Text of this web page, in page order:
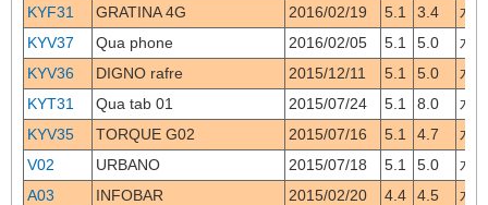
KYF31
GRATINA 4G 2016/02/19 5.1 3.4
水/
KYV37
Qua phone 2016/02/05 5.1 5.0
水/
KYV36
DIGNO rafre 2015/12/11 5.1 5.0
水/
KYT31
Qua tab 01 2015/07/24 5.1 8.0
水/
KYV35
TORQUE G02 2015/07/16 5.1 4.7
水/
V02
URBANO 2015/07/18 5.1 5.0
水/
A03
INFOBAR 2015/02/20 4.4 4.5
水/